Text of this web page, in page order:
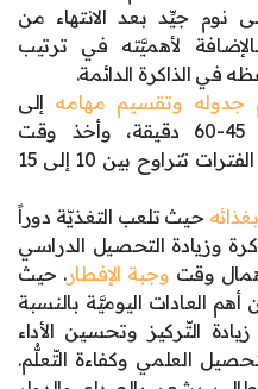
نوم جيِّد بعد الانتهاء من
لأهميَّته في ترتيب
في الذاكرة الدائمة.
جدوله وتقسيم مهامه إلى
فترات زمنيَّة تصل إلى 45-60 دقيقة، وأخذ وقت
لاستراحة قصيرة بين هذه الفترات تتراوح بين 10 إلى 15
حيث تلعب التغذيّة دوراً
وزيادة التحصيل الدراسي
وقت وجبة الإفطار. حيث
العادات اليوميَّة بالنسبة
التّركيز وتحسين الأداء
العلمي وكفاءة التّعلُّم.